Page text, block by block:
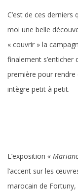
C’est de ces
moi une belle
« couvrir » la
finalement s’enticher
première pour rendre
intègre petit à petit.
L’exposition «
l’accent sur les
marocain de